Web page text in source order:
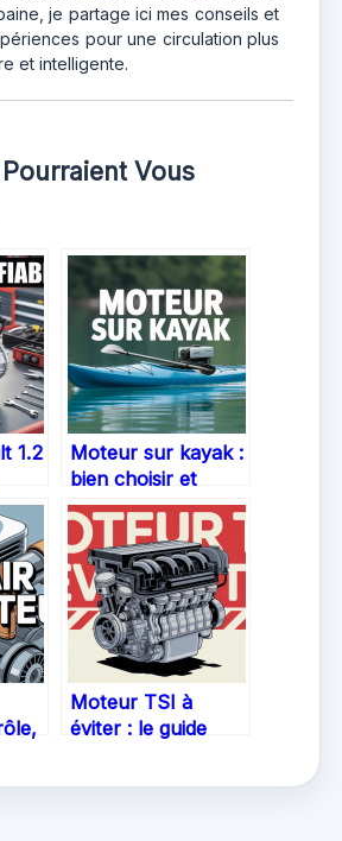
je partage ici mes conseils et
pour une circulation plus
et intelligente.
Vous
1.2
Moteur sur kayak :
bien choisir et
installer pour une
expérience
optimisée
Moteur TSI à
éviter : le guide